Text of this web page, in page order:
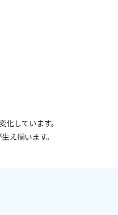
しています。
え揃います。